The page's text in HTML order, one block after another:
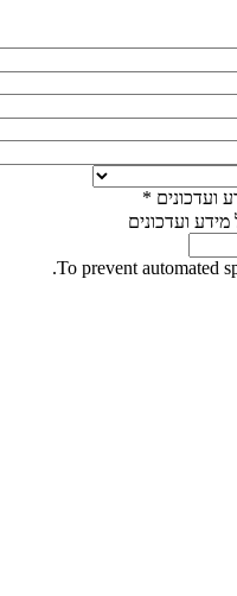
ועדכונים *
ועדכונים
To prevent automated